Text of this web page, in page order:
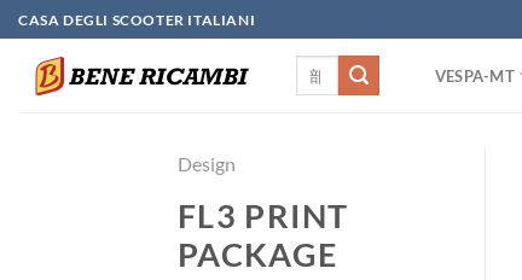
Skip
to
content
CASA DEGLI SCOOTER ITALIANI
VESPA-MT
Design
FL3 PRINT
PACKAGE